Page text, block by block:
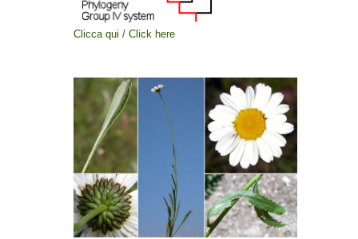
Clicca qui / Click here